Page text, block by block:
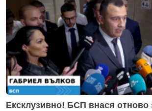
Ексклузивно! БСП внася отново